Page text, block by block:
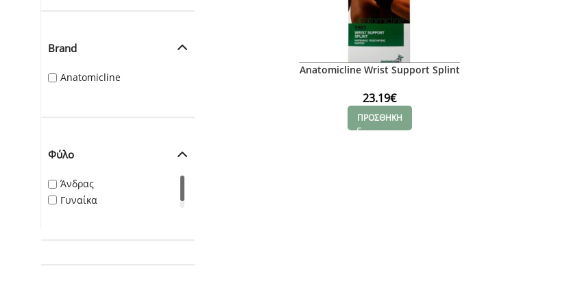
Brand
Anatomicline
Φύλο
Άνδρας
Γυναίκα
Anatomicline Wrist Support Splint
23.19€
ΠΡΟΣΘΗΚΗ